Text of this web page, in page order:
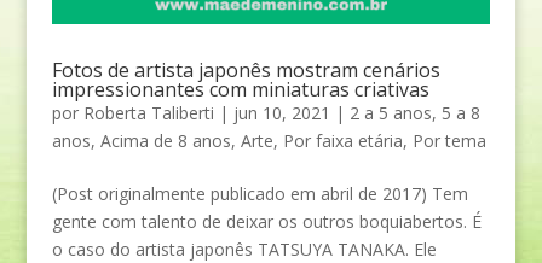
Fotos de artista japonês mostram cenários
impressionantes com miniaturas criativas
por Roberta Taliberti | jun 10, 2021 | 2 a 5 anos, 5 a 8
anos, Acima de 8 anos, Arte, Por faixa etária, Por tema
(Post originalmente publicado em abril de 2017) Tem
gente com talento de deixar os outros boquiabertos. É
o caso do artista japonês TATSUYA TANAKA. Ele